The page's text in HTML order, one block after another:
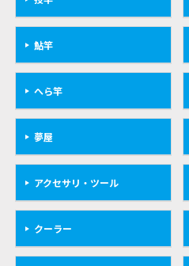
鮎竿
へら竿
夢屋
アクセサリ・ツール
クーラー